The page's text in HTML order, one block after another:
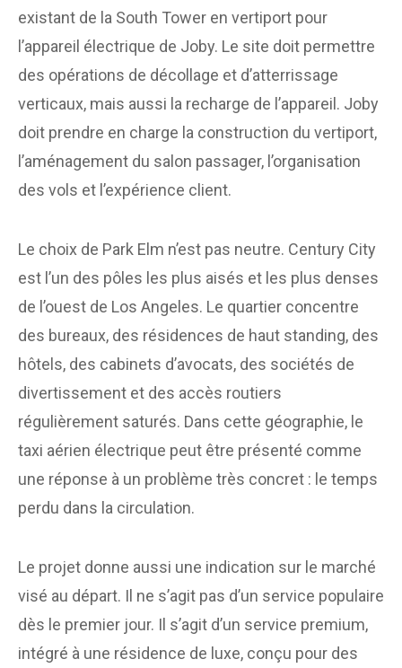
existant de la South Tower en vertiport pour
l’appareil électrique de Joby. Le site doit permettre
des opérations de décollage et d’atterrissage
verticaux, mais aussi la recharge de l’appareil. Joby
doit prendre en charge la construction du vertiport,
l’aménagement du salon passager, l’organisation
des vols et l’expérience client.
Le choix de Park Elm n’est pas neutre. Century City
est l’un des pôles les plus aisés et les plus denses
de l’ouest de Los Angeles. Le quartier concentre
des bureaux, des résidences de haut standing, des
hôtels, des cabinets d’avocats, des sociétés de
divertissement et des accès routiers
régulièrement saturés. Dans cette géographie, le
taxi aérien électrique peut être présenté comme
une réponse à un problème très concret : le temps
perdu dans la circulation.
Le projet donne aussi une indication sur le marché
visé au départ. Il ne s’agit pas d’un service populaire
dès le premier jour. Il s’agit d’un service premium,
intégré à une résidence de luxe, conçu pour des